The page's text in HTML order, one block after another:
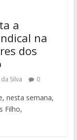
a
na
dos
Silva 0
nesta semana,
Filho,